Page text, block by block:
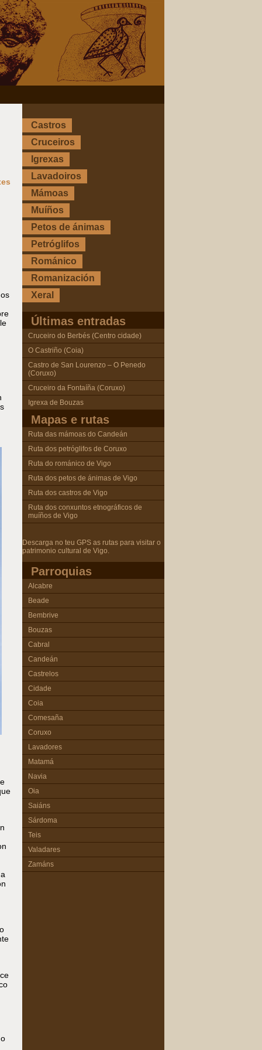
Castros
Cruceiros
Igrexas
Lavadoiros
Mámoas
Muíños
Petos de ánimas
Petróglifos
Románico
Romanización
Xeral
Últimas entradas
Cruceiro do Berbés (Centro cidade)
O Castriño (Coia)
Castro de San Lourenzo – O Penedo
(Coruxo)
Cruceiro da Fontaíña (Coruxo)
Igrexa de Bouzas
Mapas e rutas
Ruta das mámoas do Candeán
Ruta dos petróglifos de Coruxo
Ruta do románico de Vigo
Ruta dos petos de ánimas de Vigo
Ruta dos castros de Vigo
Ruta dos conxuntos etnográficos de
muíños de Vigo
Descarga no teu GPS as rutas para visitar o
patrimonio cultural de Vigo.
Parroquias
Alcabre
Beade
Bembrive
Bouzas
Cabral
Candeán
Castrelos
Cidade
Coia
Comesaña
Coruxo
Lavadores
Matamá
Navia
Oia
Saiáns
Sárdoma
Teis
Valadares
Zamáns